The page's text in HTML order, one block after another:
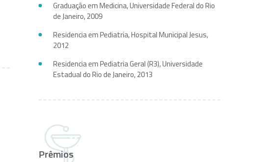
Graduação em Medicina, Universidade Federal do Rio
de Janeiro, 2009
Residencia em Pediatria, Hospital Municipal Jesus,
2012
Residencia em Pediatria Geral (R3), Universidade
Estadual do Rio de Janeiro, 2013
Prêmios